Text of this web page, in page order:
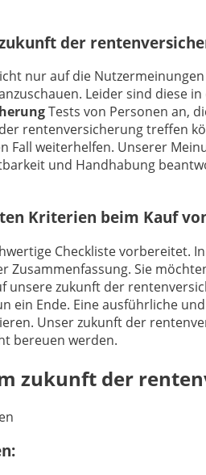
der
nur auf die
Leider sind diese
Tests von Personen an,
rentenversicherung treffen
Fall weiterhelfen. Unserer
und Handhabung
Kriterien beim Kauf
Checkliste vorbereitet.
Zusammenfassung. Sie
unsere zukunft der
ein Ende. Eine ausführliche
Unser zukunft der
bereuen werden.
zukunft der